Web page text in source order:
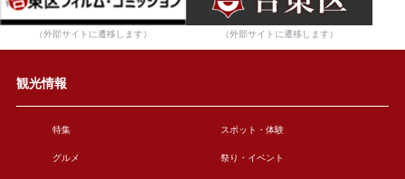
（外部サイトに遷移します） （外部サイトに遷移します）
観光情報
特集 スポット・体験
グルメ 祭り・イベント